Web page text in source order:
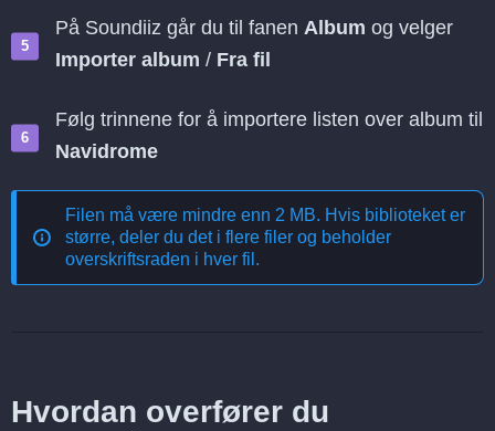
På Soundiiz går du til fanen Album og velger
Importer album / Fra fil
Følg trinnene for å importere listen over album til
Navidrome
Filen må være mindre enn 2 MB. Hvis biblioteket er
større, deler du det i flere filer og beholder
overskriftsraden i hver fil.
Hvordan overfører du